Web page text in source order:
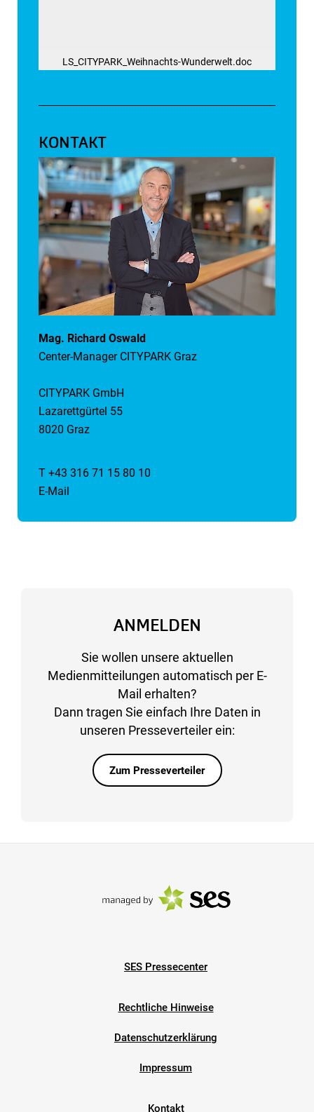
LS_CITYPARK_Weihnachts-Wunderwelt.doc
KONTAKT
Mag. Richard Oswald
Center-Manager CITYPARK Graz
CITYPARK GmbH
Lazarettgürtel 55
8020 Graz
T +43 316 71 15 80 10
E-Mail
ANMELDEN
Sie wollen unsere aktuellen
Medienmitteilungen automatisch per E-
Mail erhalten?
Dann tragen Sie einfach Ihre Daten in
unseren Presseverteiler ein:
Zum Presseverteiler
SES Pressecenter
Rechtliche Hinweise
Datenschutzerklärung
Impressum
Kontakt